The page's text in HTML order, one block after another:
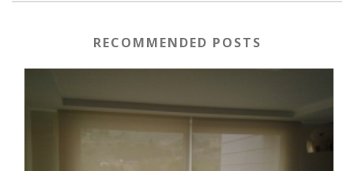
RECOMMENDED POSTS